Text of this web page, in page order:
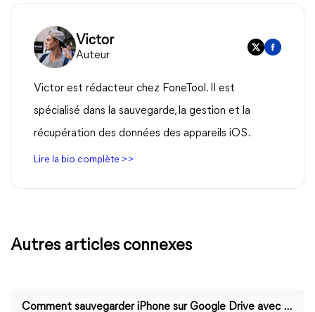
Victor
Auteur
Victor est rédacteur chez FoneTool. Il est
spécialisé dans la sauvegarde, la gestion et la
récupération des données des appareils iOS.
Lire la bio complète >>
Autres articles connexes
Comment sauvegarder iPhone sur Google Drive avec 2 méthodes ?